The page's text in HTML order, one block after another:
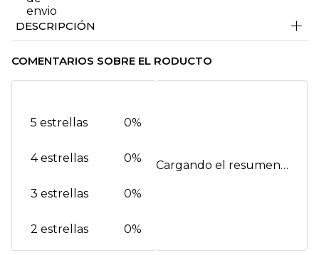
DESCRIPCIÓN +
COMENTARIOS SOBRE EL RODUCTO
Cargando el resumen…
5 estrellas 0%
4 estrellas 0%
3 estrellas 0%
2 estrellas 0%